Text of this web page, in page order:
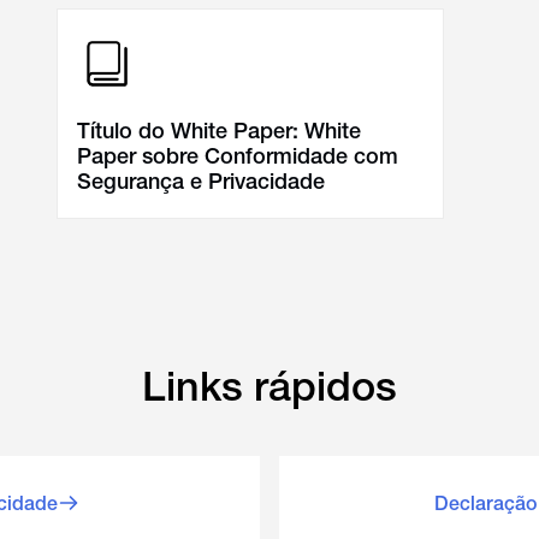
Título do White Paper: White
Paper sobre Conformidade com
Segurança e Privacidade
Links rápidos